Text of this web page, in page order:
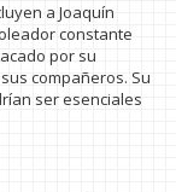
a Joaquín
constante
por su
compañeros. Su
ser esenciales